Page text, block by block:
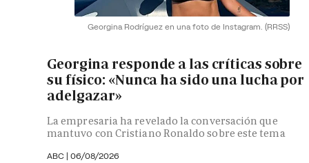
Georgina Rodríguez en una foto de Instagram. (RRSS)
Georgina responde a las críticas sobre
su físico: «Nunca ha sido una lucha por
adelgazar»
La empresaria ha revelado la conversación que
mantuvo con Cristiano Ronaldo sobre este tema
ABC | 06/08/2026